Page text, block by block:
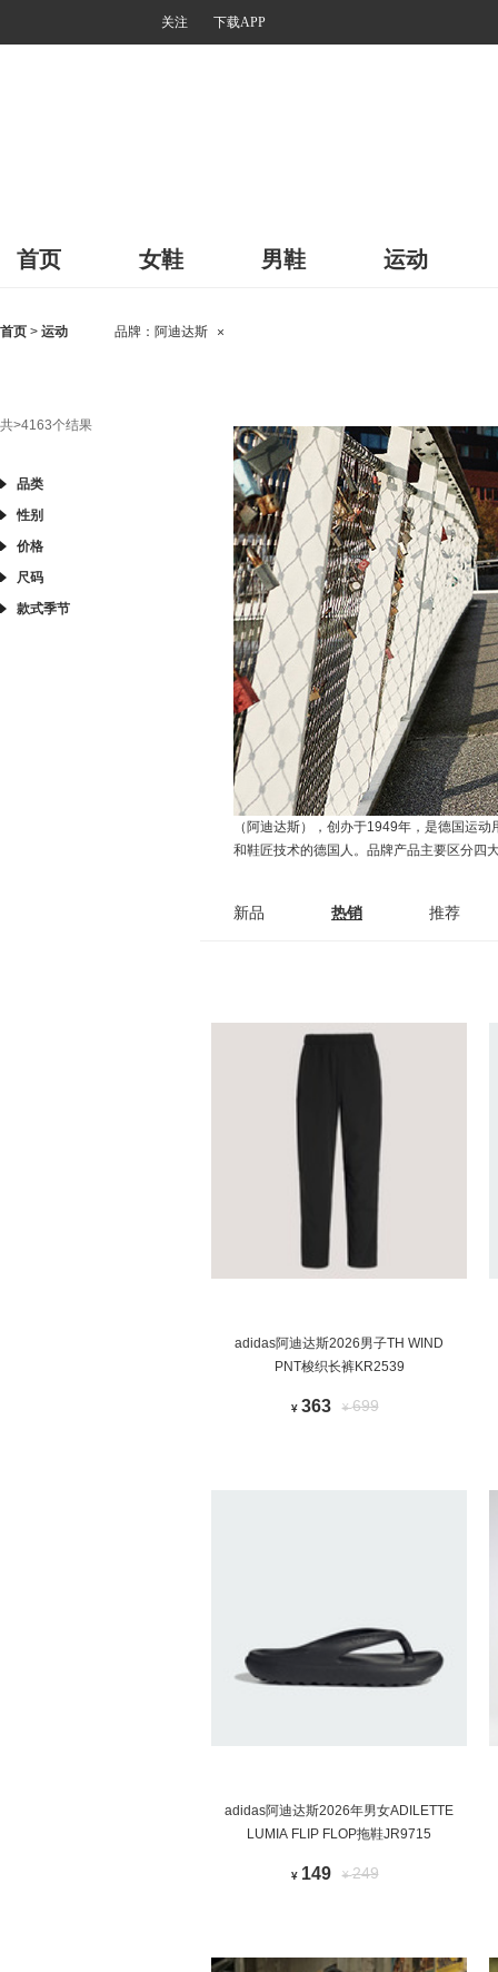
关注 下载APP
首页 女鞋 男鞋 运动
首页 > 运动 品牌： 阿迪达斯 ×
共>4163个结果
品类
性别
价格
尺码
款式季节
（阿迪达斯），创办于1949年，是德国运
和鞋匠技术的德国人。品牌产品主要区分四
新品 热销 推荐
adidas阿迪达斯2026男子TH WIND
PNT梭织长裤KR2539
¥ 363 ¥699
adidas阿迪达斯2026年男女ADILETTE
LUMIA FLIP FLOP拖鞋JR9715
¥ 149 ¥249